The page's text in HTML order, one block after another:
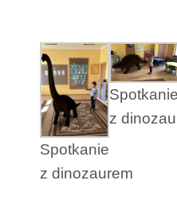
Spotkanie
z dinozaurem
Spotkanie
z